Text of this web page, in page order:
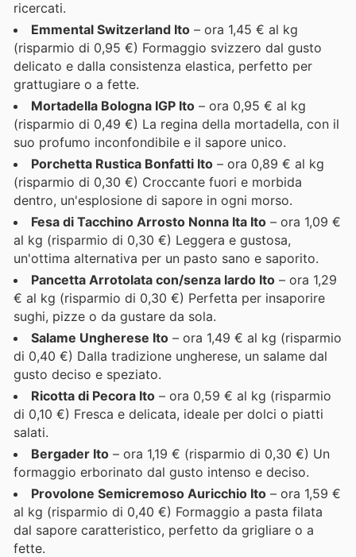
ricercati.
Emmental Switzerland Ito – ora 1,45 € al kg
(risparmio di 0,95 €) Formaggio svizzero dal gusto
delicato e dalla consistenza elastica, perfetto per
grattugiare o a fette.
Mortadella Bologna IGP Ito – ora 0,95 € al kg
(risparmio di 0,49 €) La regina della mortadella, con il
suo profumo inconfondibile e il sapore unico.
Porchetta Rustica Bonfatti Ito – ora 0,89 € al kg
(risparmio di 0,30 €) Croccante fuori e morbida
dentro, un'esplosione di sapore in ogni morso.
Fesa di Tacchino Arrosto Nonna Ita Ito – ora 1,09 €
al kg (risparmio di 0,30 €) Leggera e gustosa,
un'ottima alternativa per un pasto sano e saporito.
Pancetta Arrotolata con/senza lardo Ito – ora 1,29
€ al kg (risparmio di 0,30 €) Perfetta per insaporire
sughi, pizze o da gustare da sola.
Salame Ungherese Ito – ora 1,49 € al kg (risparmio
di 0,40 €) Dalla tradizione ungherese, un salame dal
gusto deciso e speziato.
Ricotta di Pecora Ito – ora 0,59 € al kg (risparmio
di 0,10 €) Fresca e delicata, ideale per dolci o piatti
salati.
Bergader Ito – ora 1,19 € (risparmio di 0,30 €) Un
formaggio erborinato dal gusto intenso e deciso.
Provolone Semicremoso Auricchio Ito – ora 1,59 €
al kg (risparmio di 0,40 €) Formaggio a pasta filata
dal sapore caratteristico, perfetto da grigliare o a
fette.